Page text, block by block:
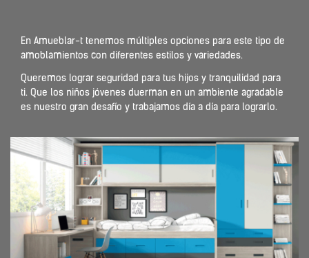
En Amueblar-t tenemos múltiples opciones para este tipo de
amoblamientos con diferentes estilos y variedades.
Queremos lograr seguridad para tus hijos y tranquilidad para
ti. Que los niños jóvenes duerman en un ambiente agradable
es nuestro gran desafío y trabajamos día a día para lograrlo.